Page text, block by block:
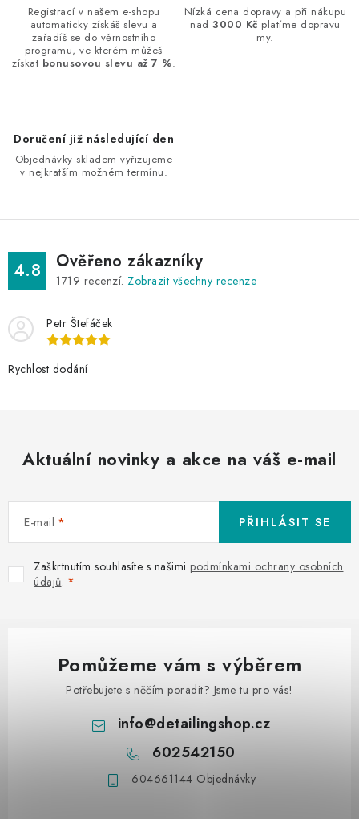
v
s
Registrací v našem e-shopu
automaticky získáš slevu a
zařadíš se do věrnostního
programu, ve kterém můžeš
získat bonusovou slevu až 7 %.
Nízká cena dopravy a při nákupu
nad3000 Kč platíme dopravu
my.
Doručení již následující den
Objednávky skladem vyřizujeme
v nejkratším možném termínu.
4.8 Ověřeno zákazníky
1719 recenzí. Zobrazit všechny recenze
Petr Štefáček
Rychlost dodání
Aktuální novinky a akce na váš e-mail
E-mail
Zaškrtnutím souhlasíte s našimi podmínkami ochrany osobních
údajů.
PŘIHLÁSIT SE
Pomůžeme vám s výběrem
Potřebujete s něčím poradit? Jsme tu pro vás!
info@detailingshop.cz
602542150
604661144 Objednávky